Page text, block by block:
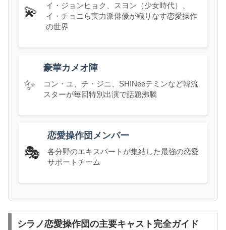
💫
イ・ジョンヒョク、スヨン（少女時代）、
イ・チョニら実力派俳優が織りなす恋愛操作
の世界
✨
豪華カメオ陣
コン・ユ、チ・ジニ、SHINeeテミンなど韓流
スターが毎回特別出演で話題沸騰
🎭
恋愛操作団メンバー
各分野のエキスパートが集結した最強の恋愛
サポートチーム
シラノ恋愛操作団の主要キャスト完全ガイド